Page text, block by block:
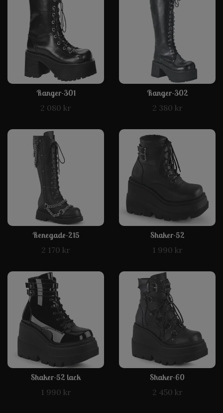
Ranger-301
2 080 kr
Ranger-302
2 380 kr
Renegade-215
2 170 kr
Shaker-52
1 990 kr
Shaker-52 lack
1 990 kr
Shaker-60
2 450 kr